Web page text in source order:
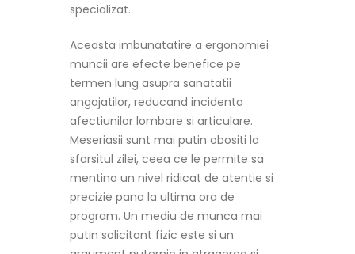
specializat.
Aceasta imbunatatire a ergonomiei
muncii are efecte benefice pe
termen lung asupra sanatatii
angajatilor, reducand incidenta
afectiunilor lombare si articulare.
Meseriasii sunt mai putin obositi la
sfarsitul zilei, ceea ce le permite sa
mentina un nivel ridicat de atentie si
precizie pana la ultima ora de
program. Un mediu de munca mai
putin solicitant fizic este si un